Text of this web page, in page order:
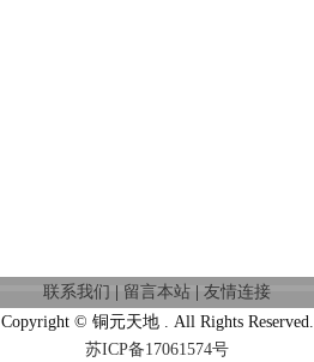
联系我们 留言本站
友情连接
Copyright © 铜元天地 . All Rights Reserved.
苏ICP备17061574号